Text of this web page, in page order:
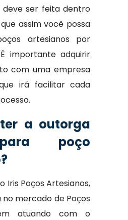
deve ser feita dentro
assim você possa
artesianos por
importante adquirir
com uma empresa
irá facilitar cada
a outorga
poço
Iris Poços Artesianos,
mercado de Poços
atuando com o